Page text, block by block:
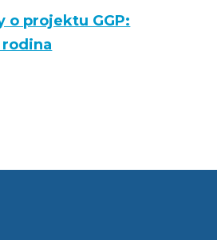
o projektu GGP:
rodina